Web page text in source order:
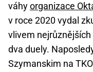
váhyorganizace
v roce 2020 vydal
vlivem
dva duely.
Szymanskim na